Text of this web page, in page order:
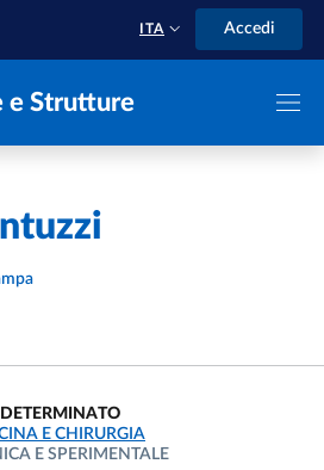
ITA Accedi
e Strutture
DETERMINATO
E CHIRURGIA
E SPERIMENTALE